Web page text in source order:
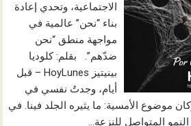
الاجتماعية، وتحدي إعادة
بناء “نحن” عالمية في
مواجهة منطق “نحن
ضدّهم”. بقلم: كلوديا
بينيتيز HoyLunes – قبل
أيام، وجدتُ نفسي في
موضوع الأمسية: ما يثيره الجلد فينا. في
المتواصل للنزعة…